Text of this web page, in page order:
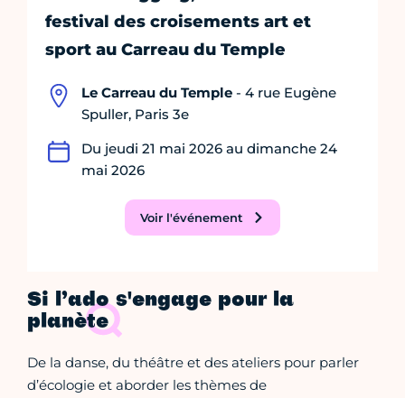
festival des croisements art et
sport au Carreau du Temple
Le Carreau du Temple - 4 rue Eugène
Spuller, Paris 3e
Du jeudi 21 mai 2026 au dimanche 24
mai 2026
Voir l'événement
Si l’ado s'engage pour la
planète
De la danse, du théâtre et des ateliers pour parler
d’écologie et aborder les thèmes de